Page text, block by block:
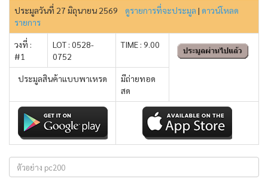
ประมูลวันที่ 27 มิถุนายน 2569 ดูรายการที่จะประมูล | ดาวน์โหลด
รายการ
วงที่ :
#1
LOT : 0528-
0752
TIME : 9.00
ประมูลสินค้าแบบพาเหรด
มีถ่ายทอด
สด